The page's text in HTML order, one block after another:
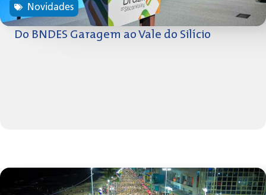
Novidades
Do BNDES Garagem ao Vale do Silício